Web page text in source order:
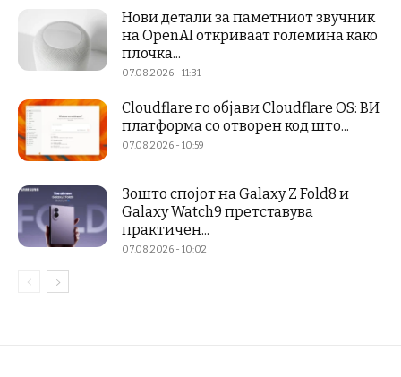
Нови детали за паметниот звучник
на OpenAI откриваат големина како
плочка...
07.08.2026 - 11:31
Cloudflare го објави Cloudflare OS: ВИ
платформа со отворен код што...
07.08.2026 - 10:59
Зошто спојот на Galaxy Z Fold8 и
Galaxy Watch9 претставува
практичен...
07.08.2026 - 10:02